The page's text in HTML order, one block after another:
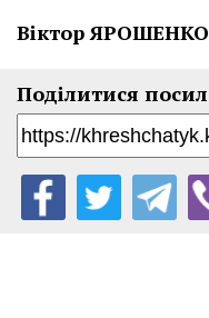
Віктор ЯРОШЕНКО